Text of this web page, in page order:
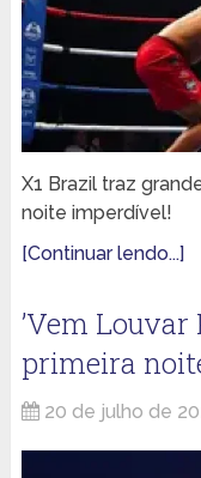
X1 Brazil traz
noite imperdível!
[Continuar lendo...]
’Vem Louvar
primeira
20 de julho de